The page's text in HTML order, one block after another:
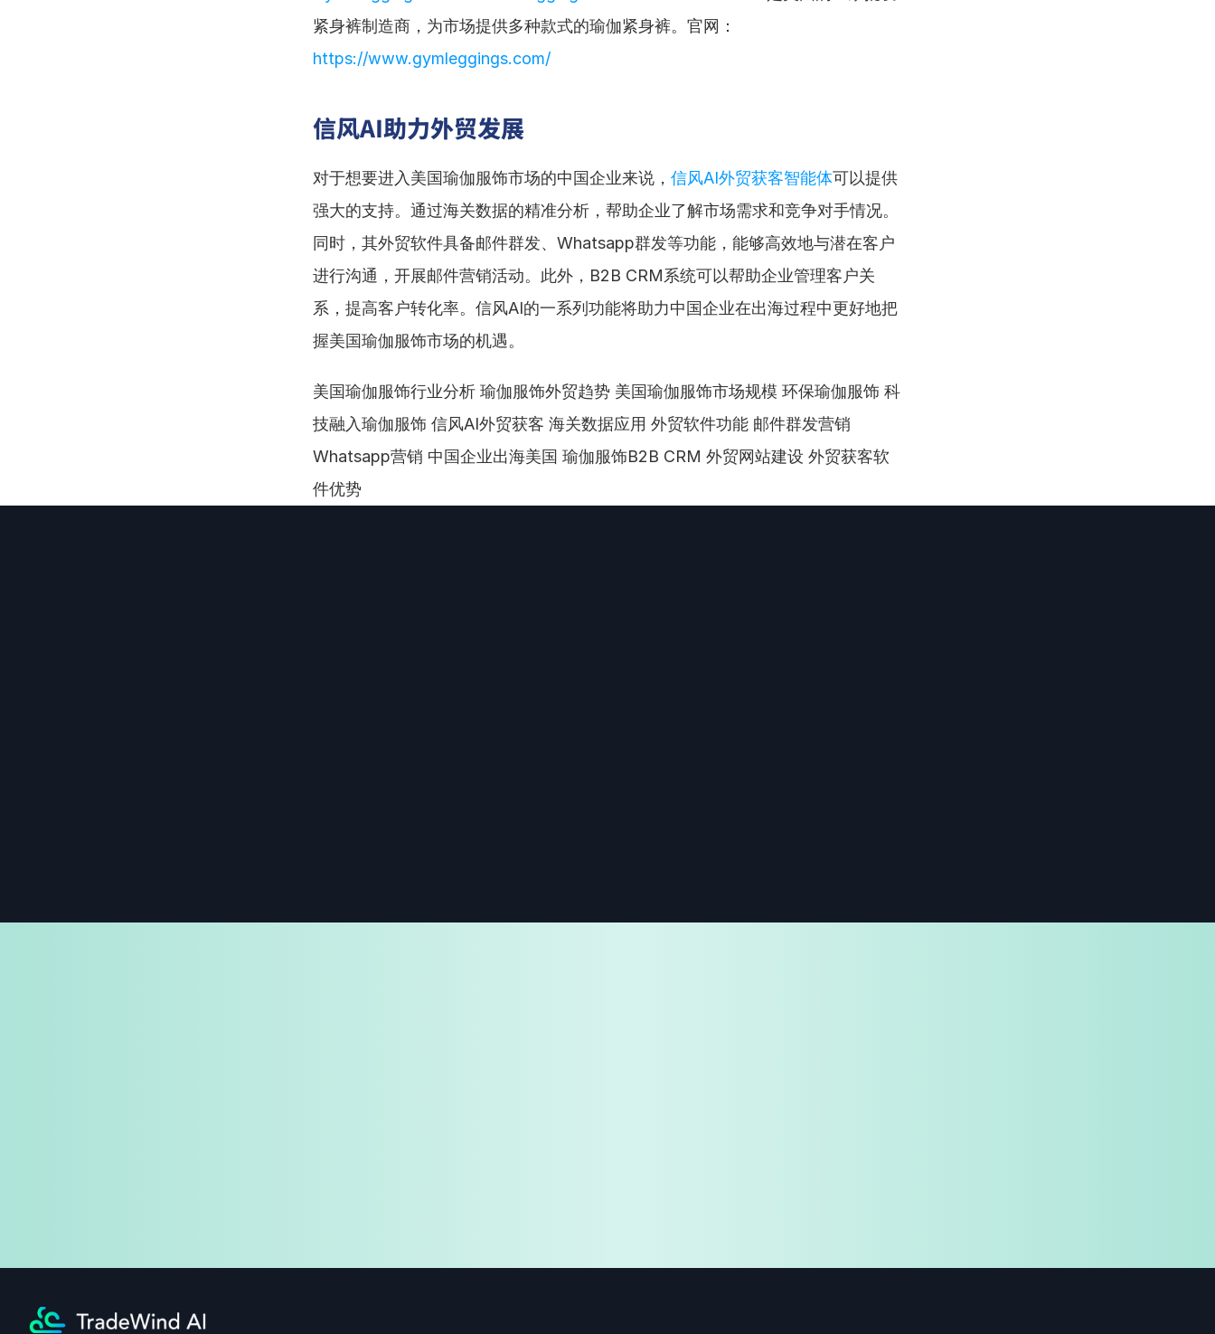
紧身裤制造商，为市场提供多种款式的瑜伽紧身裤。官网：
https://www.gymleggings.com/
信风AI助力外贸发展
对于想要进入美国瑜伽服饰市场的中国企业来说， 信风AI外贸获客智能体可以提供
强大的支持。通过海关数据的精准分析，帮助企业了解市场需求和竞争对手情况。
同时，其外贸软件具备邮件群发、Whatsapp群发等功能，能够高效地与潜在客户
进行沟通，开展邮件营销活动。此外，B2B CRM系统可以帮助企业管理客户关
系，提高客户转化率。信风AI的一系列功能将助力中国企业在出海过程中更好地把
握美国瑜伽服饰市场的机遇。
美国瑜伽服饰行业分析 瑜伽服饰外贸趋势 美国瑜伽服饰市场规模 环保瑜伽服饰 科
技融入瑜伽服饰 信风AI外贸获客 海关数据应用 外贸软件功能 邮件群发营销
Whatsapp营销 中国企业出海美国 瑜伽服饰B2B CRM 外贸网站建设 外贸获客软
件优势